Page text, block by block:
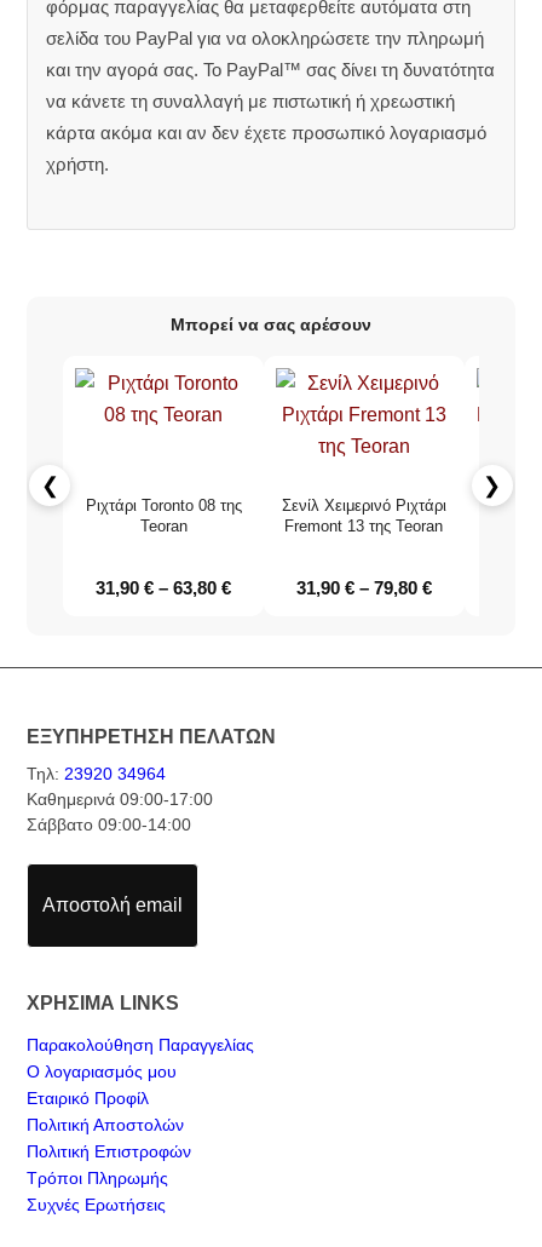
φόρμας παραγγελίας θα μεταφερθείτε αυτόματα στη
σελίδα του PayPal για να ολοκληρώσετε την πληρωμή
και την αγορά σας. Το PayPal™ σας δίνει τη δυνατότητα
να κάνετε τη συναλλαγή με πιστωτική ή χρεωστική
κάρτα ακόμα και αν δεν έχετε προσωπικό λογαριασμό
χρήστη.
Μπορεί να σας αρέσουν
❮
Ριχτάρι Toronto 08 της
Teoran
31,90€ – 63,80€
Σενίλ Χειμερινό Ριχτάρι
Fremont 13 της Teoran
31,90 € – 79,80 €
Σενίλ
❯
ΕΞΥΠΗΡΕΤΗΣΗ ΠΕΛΑΤΩΝ
Τηλ: 23920 34964
Καθημερινά 09:00-17:00
Σάββατο 09:00-14:00
Αποστολή email
ΧΡΗΣΙΜΑ LINKS
Παρακολούθηση Παραγγελίας
Ο λογαριασμός μου
Εταιρικό Προφίλ
Πολιτική Αποστολών
Πολιτική Επιστροφών
Τρόποι Πληρωμής
Συχνές Ερωτήσεις